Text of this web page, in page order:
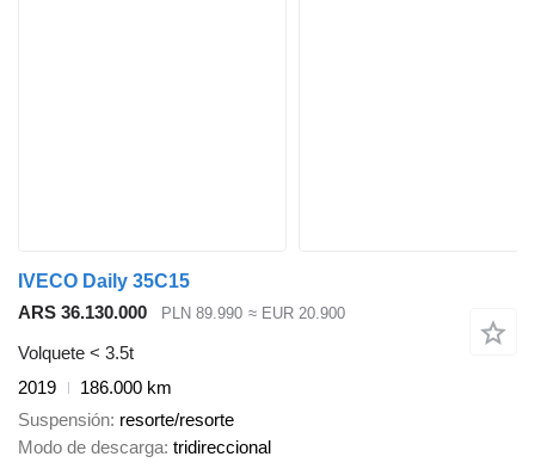
IVECO Daily 35C15
ARS 36.130.000
PLN 89.990 ≈ EUR 20.900
Volquete < 3.5t
2019
186.000 km
Suspensión resorte/resorte
Modo de descarga tridireccional